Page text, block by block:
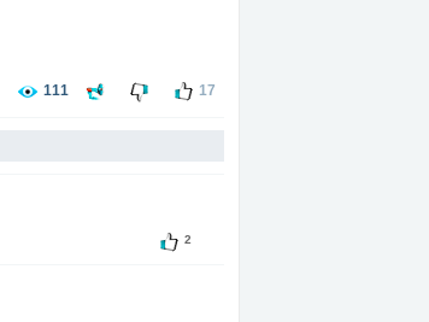
111 17
2